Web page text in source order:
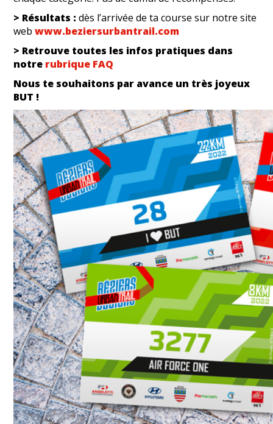
> Résultats :dès l’arrivée de ta course sur notre site
webwww.beziersurbantrail.com
> Retrouve toutes les infos pratiques dans
notre rubrique FAQ
Nous te souhaitons par avance un très joyeux
BUT !